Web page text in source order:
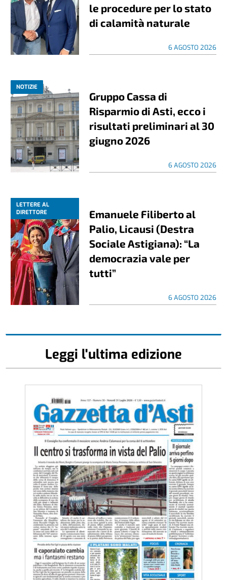
le procedure per lo stato
di calamità naturale
6 AGOSTO 2026
NOTIZIE
Gruppo Cassa di
Risparmio di Asti, ecco i
risultati preliminari al 30
giugno 2026
6 AGOSTO 2026
LETTERE AL
DIRETTORE
Emanuele Filiberto al
Palio, Licausi (Destra
Sociale Astigiana): “La
democrazia vale per
tutti”
6 AGOSTO 2026
Leggi l'ultima edizione